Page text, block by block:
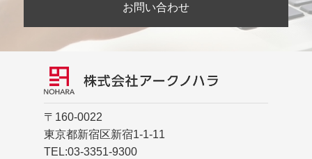
お問い合わせ
〒160-0022
東京都新宿区新宿1-1-11
TEL:03-3351-9300